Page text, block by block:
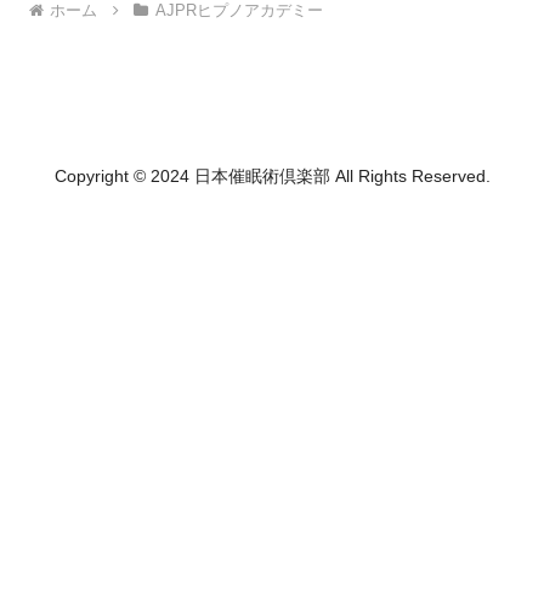
ホーム AJPRヒプノアカデミー
Copyright © 2024 日本催眠術倶楽部 All Rights Reserved.